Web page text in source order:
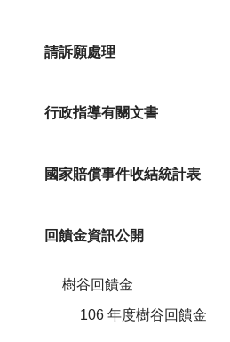
請訴願處理
行政指導有關文書
國家賠償事件收結統計表
回饋金資訊公開
樹谷回饋金
106 年度樹谷回饋金